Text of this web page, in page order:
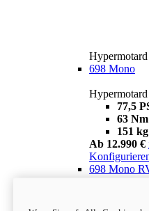
Hypermotard
698 Mono
77,5
63 Nm
151 kg
Ab 12.990 €
698 Mono
77,5 PS